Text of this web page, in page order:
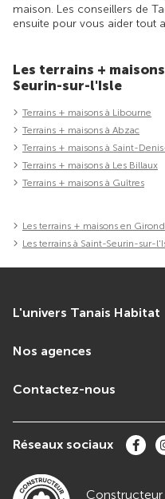
maison. Les conseillers de
ensuite pour vous aider tout
Les terrains +
Seurin-sur-l'Isle
Terrains + maisons à Libourne
Terrains + maisons à Abzac
Terrains + maisons à Saint-
Terrains + maisons à Les Billaux
Terrains + maisons à Guîtres
Les terrains + maisons en
Les terrains à Saint-Seurin-sur-
L'univers Tanais Habitat
Nos agences
Contactez-nous
Réseaux sociaux
Constructeur